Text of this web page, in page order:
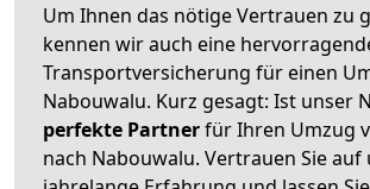
Um Ihnen das nötige Vertrauen zu
kennen wir auch eine
Transportversicherung für einen
Nabouwalu. Kurz gesagt: Ist unser
perfekte Partnerfür Ihren Umzug
nach Nabouwalu. Vertrauen Sie auf